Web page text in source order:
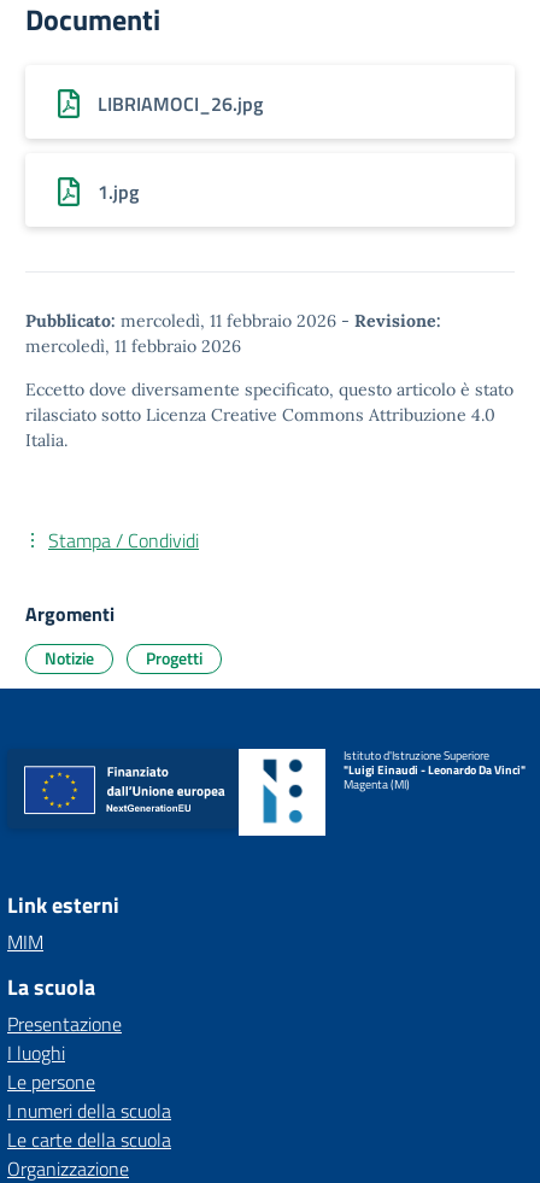
Documenti
LIBRIAMOCI_26.jpg
1.jpg
Pubblicato: mercoledì, 11 febbraio 2026 - Revisione:
mercoledì, 11 febbraio 2026
Eccetto dove diversamente specificato, questo articolo è stato
rilasciato sotto Licenza Creative Commons Attribuzione 4.0
Italia.
Stampa / Condividi
Argomenti
Notizie Progetti
Istituto d'Istruzione Superiore
"Luigi Einaudi - Leonardo Da Vinci"
Magenta (MI)
Link esterni
MIM
La scuola
Presentazione
I luoghi
Le persone
I numeri della scuola
Le carte della scuola
Organizzazione